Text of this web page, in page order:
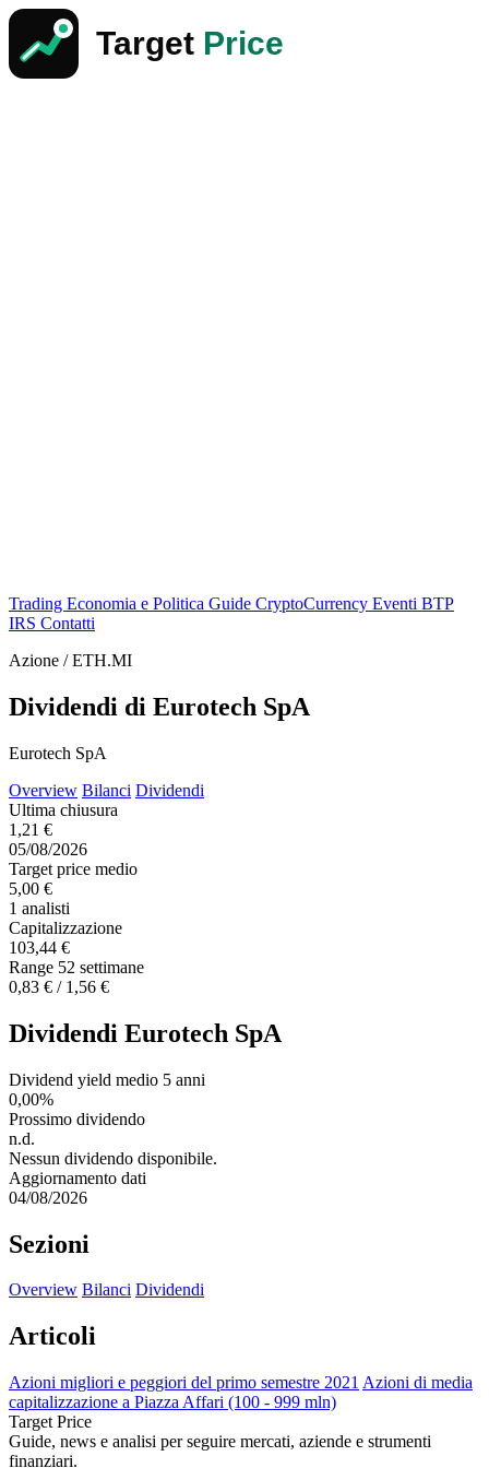
Trading Economia e Politica Guide CryptoCurrency Eventi BTP
IRS Contatti
Azione / ETH.MI
Dividendi di Eurotech SpA
Eurotech SpA
Overview Bilanci Dividendi
Ultima chiusura
1,21 €
05/08/2026
Target price medio
5,00 €
1 analisti
Capitalizzazione
103,44 €
Range 52 settimane
0,83 € / 1,56 €
Dividendi Eurotech SpA
Dividend yield medio 5 anni
0,00%
Prossimo dividendo
n.d.
Nessun dividendo disponibile.
Aggiornamento dati
04/08/2026
Sezioni
Overview Bilanci Dividendi
Articoli
Azioni migliori e peggiori del primo semestre 2021 Azioni di media
capitalizzazione a Piazza Affari (100 - 999 mln)
Target Price
Guide, news e analisi per seguire mercati, aziende e strumenti
finanziari.